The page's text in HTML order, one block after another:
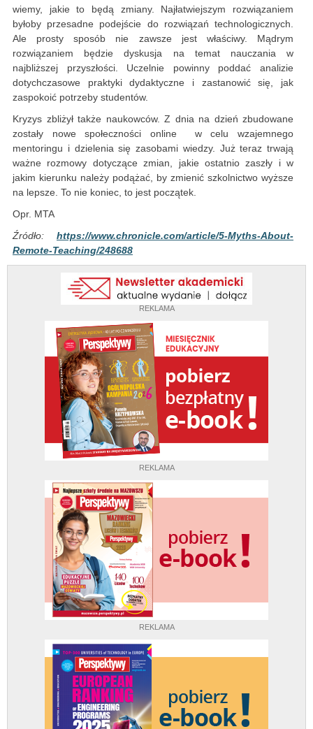
REKLAMA
REKLAMA
REKLAMA
wiemy, jakie to będą zmiany. Najłatwiejszym rozwiązaniem
byłoby przesadne podejście do rozwiązań technologicznych.
Ale prosty sposób nie zawsze jest właściwy. Mądrym
rozwiązaniem będzie dyskusja na temat nauczania w
najbliższej przyszłości. Uczelnie powinny poddać analizie
dotychczasowe praktyki dydaktyczne i zastanowić się, jak
zaspokoić potrzeby studentów.
Kryzys zbliżył także naukowców. Z dnia na dzień zbudowane
zostały nowe społeczności online w celu wzajemnego
mentoringu i dzielenia się zasobami wiedzy. Już teraz trwają
ważne rozmowy dotyczące zmian, jakie ostatnio zaszły i w
jakim kierunku należy podążać, by zmienić szkolnictwo wyższe
na lepsze. To nie koniec, to jest początek.
Opr. MTA
Źródło: https://www.chronicle.com/article/5-Myths-About-
Remote-Teaching/248688